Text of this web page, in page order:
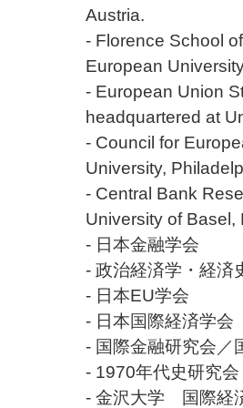
Austria.
- Florence School
European
- European Union
headquartered at
- Council for
University,
- Central Bank
University of Basel,
- 日本金融学会
- 政治経済学・経済
- 日本EU学会
- 日本国際経済学会
- 国際金融研究会
- 1970年代史研究会
- 金沢大学 国際経